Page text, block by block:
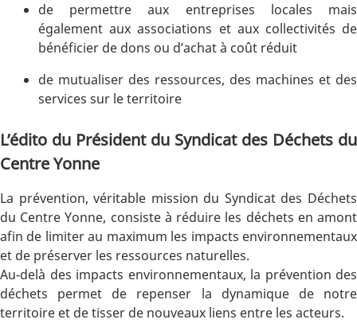
de permettre aux entreprises locales mais
également aux associations et aux collectivités de
bénéficier de dons ou d’achat à coût réduit
de mutualiser des ressources, des machines et des
services sur le territoire
L’édito du Président du Syndicat des Déchets du
Centre Yonne
La prévention, véritable mission du Syndicat des Déchets
du Centre Yonne, consiste à réduire les déchets en amont
afin de limiter au maximum les impacts environnementaux
et de préserver les ressources naturelles.
Au-delà des impacts environnementaux, la prévention des
déchets permet de repenser la dynamique de notre
territoire et de tisser de nouveaux liens entre les acteurs.